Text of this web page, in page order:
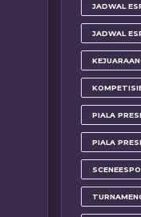
JADWAL
JADWAL
PIALA
PIALA